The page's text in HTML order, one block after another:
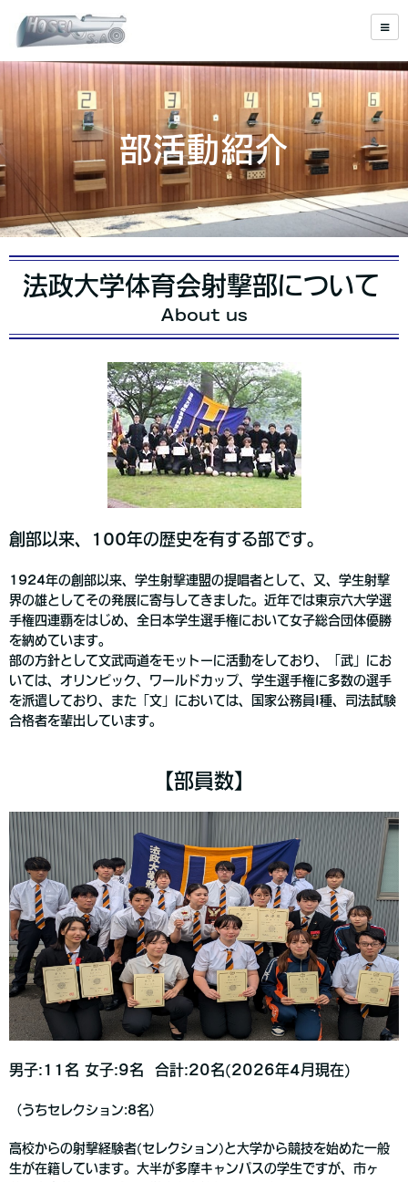
部活動紹介
法政大学体育会射撃部について
About us
創部以来、100年の歴史を有する部です。
1924年の創部以来、学生射撃連盟の提唱者として、又、学生射撃
界の雄としてその発展に寄与してきました。近年では東京六大学選
手権四連覇をはじめ、全日本学生選手権において女子総合団体優勝
を納めています。
部の方針として文武両道をモットーに活動をしており、「武」にお
いては、オリンピック、ワールドカップ、学生選手権に多数の選手
を派遣しており、また「文」においては、国家公務員I種、司法試験
合格者を輩出しています。
【部員数】
男子:11名 女子:9名 合計:20名(2026年4月現在)
（うちセレクション:8名）
高校からの射撃経験者(セレクション)と大学から競技を始めた一般
生が在籍しています。大半が多摩キャンパスの学生ですが、市ヶ